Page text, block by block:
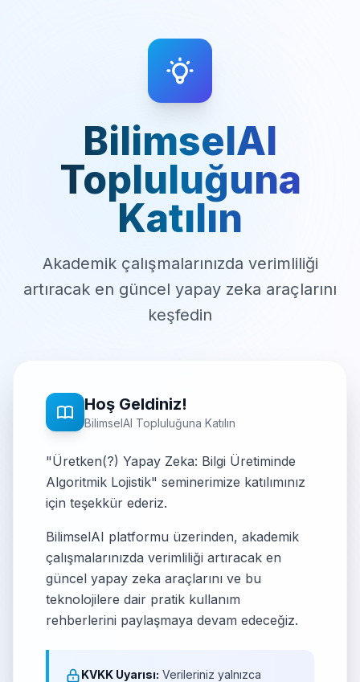
BilimselAI
Topluluğuna
Katılın
Akademik çalışmalarınızda verimliliği
artıracak en güncel yapay zeka araçlarını
keşfedin
Hoş Geldiniz!
BilimselAI Topluluğuna Katılın
"Üretken(?) Yapay Zeka: Bilgi Üretiminde
Algoritmik Lojistik" seminerimize katılımınız
için teşekkür ederiz.
BilimselAI platformu üzerinden, akademik
çalışmalarınızda verimliliği artıracak en
güncel yapay zeka araçlarını ve bu
teknolojilere dair pratik kullanım
rehberlerini paylaşmaya devam edeceğiz.
KVKK Uyarısı: Verileriniz yalnızca